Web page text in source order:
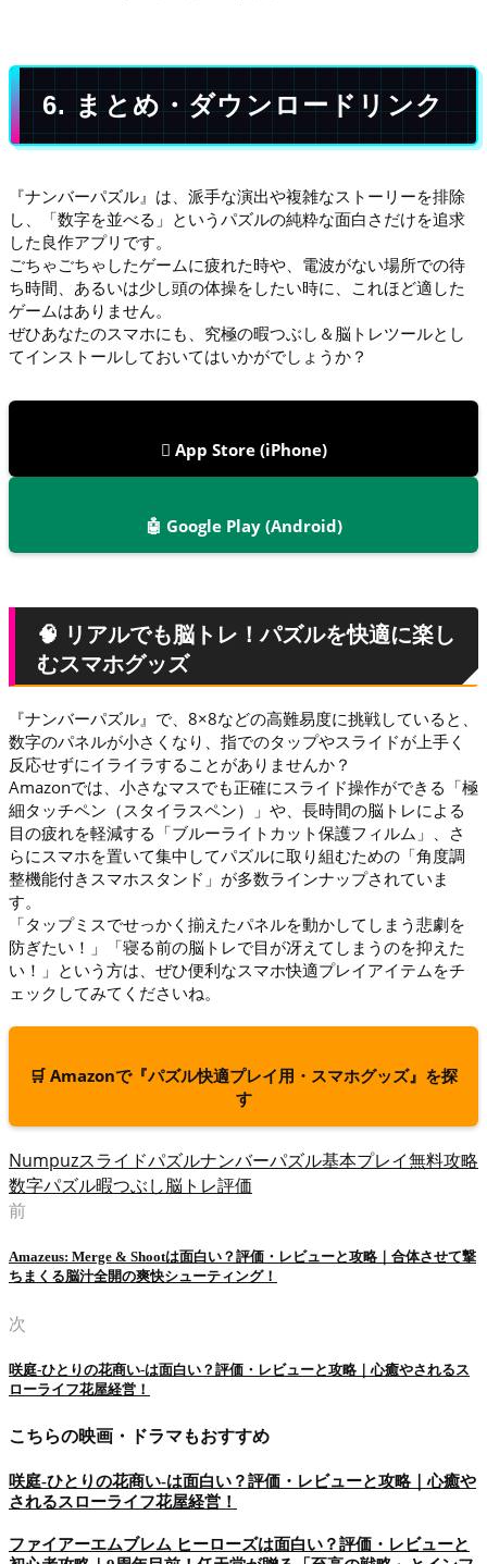
6. まとめ・ダウンロードリンク
『ナンバーパズル』は、派手な演出や複雑なストーリーを排除
し、「数字を並べる」というパズルの純粋な面白さだけを追求
した良作アプリです。
ごちゃごちゃしたゲームに疲れた時や、電波がない場所での待
ち時間、あるいは少し頭の体操をしたい時に、これほど適した
ゲームはありません。
ぜひあなたのスマホにも、究極の暇つぶし＆脳トレツールとし
てインストールしておいてはいかがでしょうか？
 App Store (iPhone)
🤖 Google Play (Android)
🧠 リアルでも脳トレ！パズルを快適に楽し
むスマホグッズ
『ナンバーパズル』で、8×8などの高難易度に挑戦していると、
数字のパネルが小さくなり、指でのタップやスライドが上手く
反応せずにイライラすることがありませんか？
Amazonでは、小さなマスでも正確にスライド操作ができる「極
細タッチペン（スタイラスペン）」や、長時間の脳トレによる
目の疲れを軽減する「ブルーライトカット保護フィルム」、さ
らにスマホを置いて集中してパズルに取り組むための「角度調
整機能付きスマホスタンド」が多数ラインナップされていま
す。
「タップミスでせっかく揃えたパネルを動かしてしまう悲劇を
防ぎたい！」「寝る前の脳トレで目が冴えてしまうのを抑えた
い！」という方は、ぜひ便利なスマホ快適プレイアイテムをチ
ェックしてみてくださいね。
🛒 Amazonで『パズル快適プレイ用・スマホグッズ』を探
す
Numpuzスライドパズルナンバーパズル基本プレイ無料攻略
数字パズル暇つぶし脳トレ評価
前
Amazeus: Merge & Shootは面白い？評価・レビューと攻略｜合体させて撃
ちまくる脳汁全開の爽快シューティング！
次
咲庭-ひとりの花商い-は面白い？評価・レビューと攻略｜心癒やされるス
ローライフ花屋経営！
こちらの映画・ドラマもおすすめ
咲庭-ひとりの花商い-は面白い？評価・レビューと攻略｜心癒や
されるスローライフ花屋経営！
ファイアーエムブレム ヒーローズは面白い？評価・レビューと